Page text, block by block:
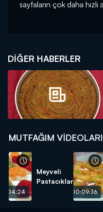
DIĞER HABERLER
MUTFAĞIM VIDEOLARI
Meyveli
Pastacıklar
00:09:36